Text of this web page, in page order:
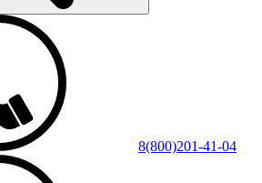
8(800)201-41-04